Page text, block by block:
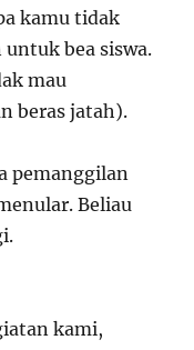
kamu tidak
bea siswa.
mau
beras jatah).
pemanggilan
Beliau
kami,